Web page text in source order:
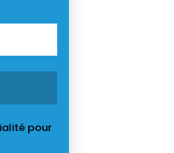
pour